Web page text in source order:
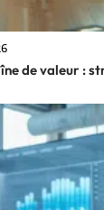
de valeur :